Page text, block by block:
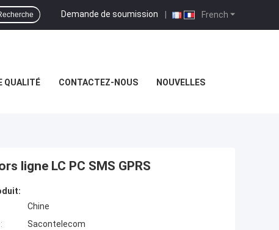
French
Demande de soumission |
QUALITÉ CONTACTEZ-NOUS NOUVELLES
ligne LC PC SMS GPRS
Chine
Sacontelecom